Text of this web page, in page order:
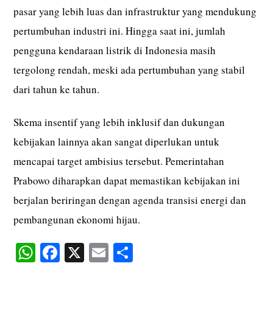
pasar yang lebih luas dan infrastruktur yang mendukung
pertumbuhan industri ini. Hingga saat ini, jumlah
pengguna kendaraan listrik di Indonesia masih
tergolong rendah, meski ada pertumbuhan yang stabil
dari tahun ke tahun.
Skema insentif yang lebih inklusif dan dukungan
kebijakan lainnya akan sangat diperlukan untuk
mencapai target ambisius tersebut. Pemerintahan
Prabowo diharapkan dapat memastikan kebijakan ini
berjalan beriringan dengan agenda transisi energi dan
pembangunan ekonomi hijau.
W Fa X E